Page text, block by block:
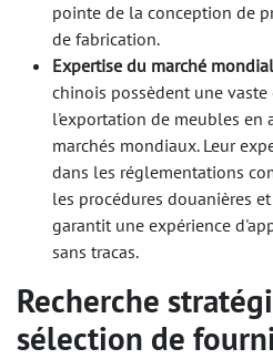
pointe de la conception de
de fabrication.
Expertise du marché
chinois possèdent une vaste
l'exportation de meubles en
marchés mondiaux. Leur
dans les réglementations
les procédures douanières
garantit une expérience
sans tracas.
Recherche
sélection de